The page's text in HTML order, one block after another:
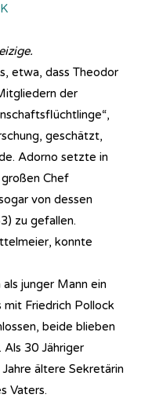
etwa, dass Theodor
der
geschätzt,
Adorno setzte in
Chef
von dessen
zu gefallen.
konnte
junger Mann ein
mit Friedrich Pollock
beide blieben
Als 30 Jähriger
ältere Sekretärin
Vaters.